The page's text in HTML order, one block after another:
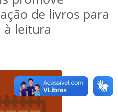
de livros para
à leitura